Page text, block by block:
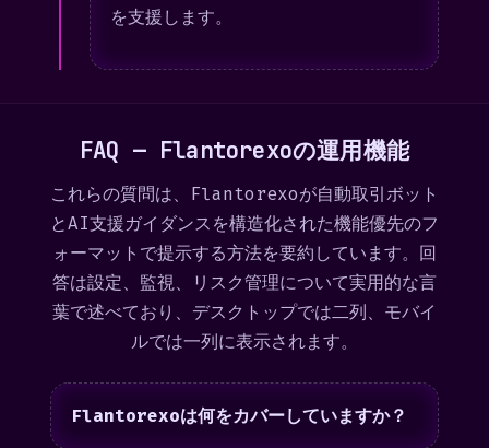
を支援します。
FAQ — Flantorexoの運用機能
これらの質問は、Flantorexoが自動取引ボット
とAI支援ガイダンスを構造化された機能優先のフ
ォーマットで提示する方法を要約しています。回
答は設定、監視、リスク管理について実用的な言
葉で述べており、デスクトップでは二列、モバイ
ルでは一列に表示されます。
Flantorexoは何をカバーしていますか？